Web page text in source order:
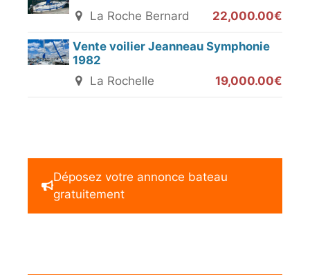
La Roche Bernard
22,000.00€
Vente voilier Jeanneau Symphonie
1982
La Rochelle
19,000.00€
Déposez votre annonce bateau
gratuitement